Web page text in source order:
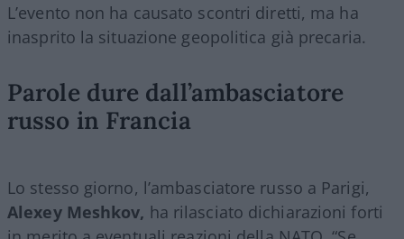
L’evento non ha causato scontri diretti, ma ha
inasprito la situazione geopolitica già precaria.
Parole dure dall’ambasciatore
russo in Francia
Lo stesso giorno, l’ambasciatore russo a Parigi,
Alexey Meshkov, ha rilasciato dichiarazioni forti